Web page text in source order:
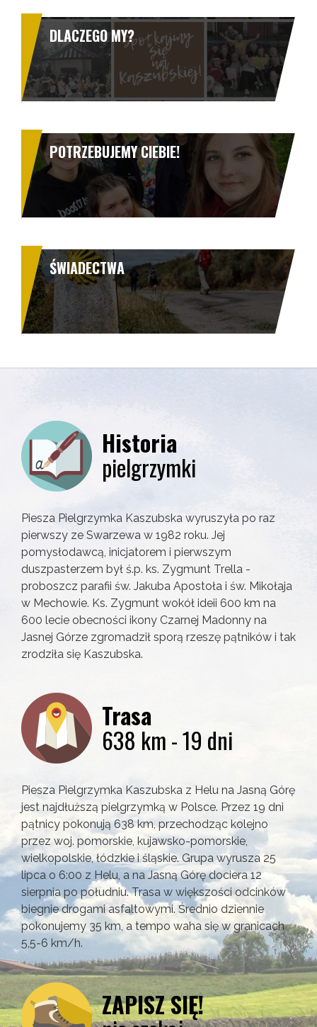
DLACZEGO MY?
POTRZEBUJEMY CIEBIE!
ŚWIADECTWA
Historia
pielgrzymki
Piesza Pielgrzymka Kaszubska wyruszyła po raz
pierwszy ze Swarzewa w 1982 roku. Jej
pomysłodawcą, inicjatorem i pierwszym
duszpasterzem był ś.p. ks. Zygmunt Trella -
proboszcz parafii św. Jakuba Apostoła i św. Mikołaja
w Mechowie. Ks. Zygmunt wokół ideii 600 km na
600 lecie obecności ikony Czarnej Madonny na
Jasnej Górze zgromadził sporą rzeszę pątników i tak
zrodziła się Kaszubska.
Trasa
638 km - 19 dni
Piesza Pielgrzymka Kaszubska z Helu na Jasną Górę
jest najdłuższą pielgrzymką w Polsce. Przez 19 dni
pątnicy pokonują 638 km, przechodząc kolejno
przez woj. pomorskie, kujawsko-pomorskie,
wielkopolskie, łódzkie i śląskie. Grupa wyrusza 25
lipca o 6:00 z Helu, a na Jasną Górę dociera 12
sierpnia po południu. Trasa w większości odcinków
biegnie drogami asfaltowymi. Średnio dziennie
pokonujemy 35 km, a tempo waha się w granicach
5,5-6 km/h.
ZAPISZ SIĘ!